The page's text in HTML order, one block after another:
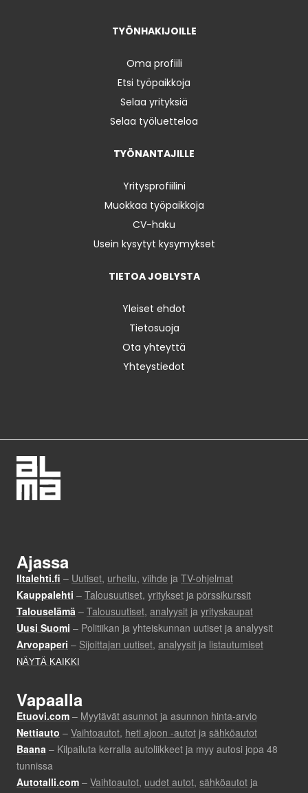
TYÖNHAKIJOILLE
Oma profiili
Etsi työpaikkoja
Selaa yrityksiä
Selaa työluetteloa
TYÖNANTAJILLE
Yritysprofiilini
Muokkaa työpaikkoja
CV-haku
Usein kysytyt kysymykset
TIETOA JOBLYSTA
Yleiset ehdot
Tietosuoja
Ota yhteyttä
Yhteystiedot